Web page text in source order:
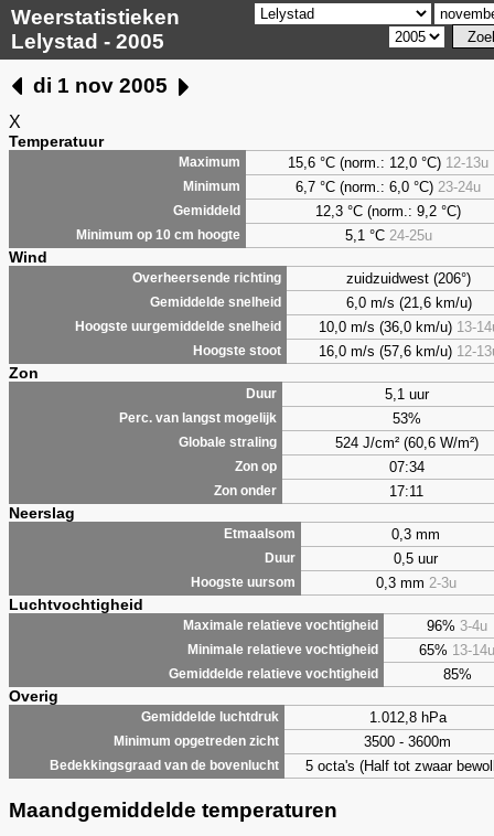
Weerstatistieken
Lelystad - 2005
di 1 nov 2005
X
Temperatuur
Maximum 15,6 °C (norm.: 12,0 °C) 12-13u
Minimum 6,7 °C (norm.: 6,0 °C) 23-24u
Gemiddeld 12,3 °C (norm.: 9,2 °C)
Minimum op 10 cm hoogte 5,1 °C 24-25u
Wind
Overheersende richting zuidzuidwest (206°)
Gemiddelde snelheid 6,0 m/s (21,6 km/u)
Hoogste uurgemiddelde snelheid 10,0 m/s (36,0 km/u) 13-
Hoogste stoot 16,0 m/s (57,6 km/u) 12-
Zon
Duur 5,1 uur
Perc. van langst mogelijk 53%
Globale straling 524 J/cm² (60,6 W/m²)
Zon op 07:34
Zon onder 17:11
Neerslag
Etmaalsom 0,3 mm
Duur 0,5 uur
Hoogste uursom 0,3 mm 2-3u
Luchtvochtigheid
Maximale relatieve vochtigheid 96% 3-4u
Minimale relatieve vochtigheid 65% 13-14u
Gemiddelde relatieve vochtigheid 85%
Overig
Gemiddelde luchtdruk 1.012,8 hPa
Minimum opgetreden zicht 3500 - 3600m
Bedekkingsgraad van de bovenlucht 5 octa's (Half tot zwaar
Maandgemiddelde temperaturen